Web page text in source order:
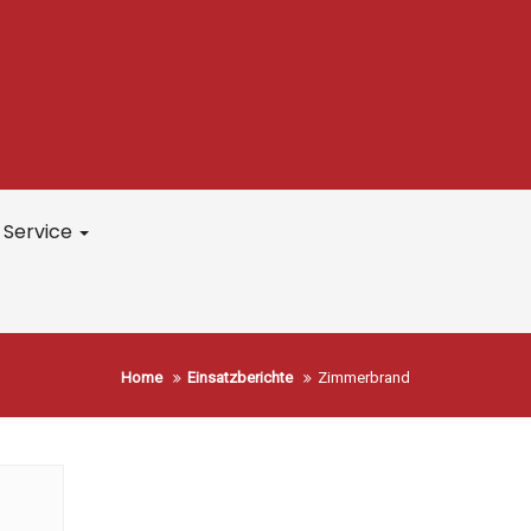
Service
Home Einsatzberichte Zimmerbrand